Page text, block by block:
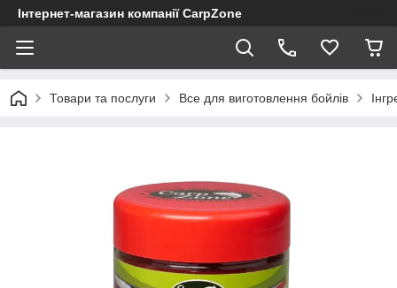
Інтернет-магазин компанії CarpZone
Товари та послуги Все для виготовлення бойлів